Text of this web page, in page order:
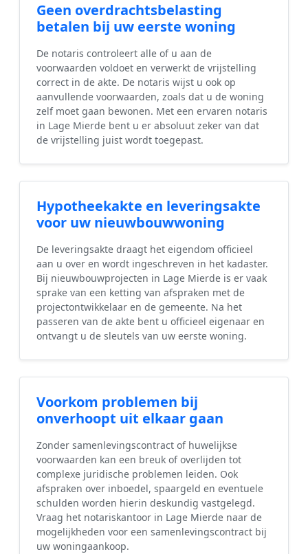
Geen overdrachtsbelasting
betalen bij uw eerste woning
De notaris controleert alle of u aan de
voorwaarden voldoet en verwerkt de vrijstelling
correct in de akte. De notaris wijst u ook op
aanvullende voorwaarden, zoals dat u de woning
zelf moet gaan bewonen. Met een ervaren notaris
in Lage Mierde bent u er absoluut zeker van dat
de vrijstelling juist wordt toegepast.
Hypotheekakte en leveringsakte
voor uw nieuwbouwwoning
De leveringsakte draagt het eigendom officieel
aan u over en wordt ingeschreven in het kadaster.
Bij nieuwbouwprojecten in Lage Mierde is er vaak
sprake van een ketting van afspraken met de
projectontwikkelaar en de gemeente. Na het
passeren van de akte bent u officieel eigenaar en
ontvangt u de sleutels van uw eerste woning.
Voorkom problemen bij
onverhoopt uit elkaar gaan
Zonder samenlevingscontract of huwelijkse
voorwaarden kan een breuk of overlijden tot
complexe juridische problemen leiden. Ook
afspraken over inboedel, spaargeld en eventuele
schulden worden hierin deskundig vastgelegd.
Vraag het notariskantoor in Lage Mierde naar de
mogelijkheden voor een samenlevingscontract bij
uw woningaankoop.